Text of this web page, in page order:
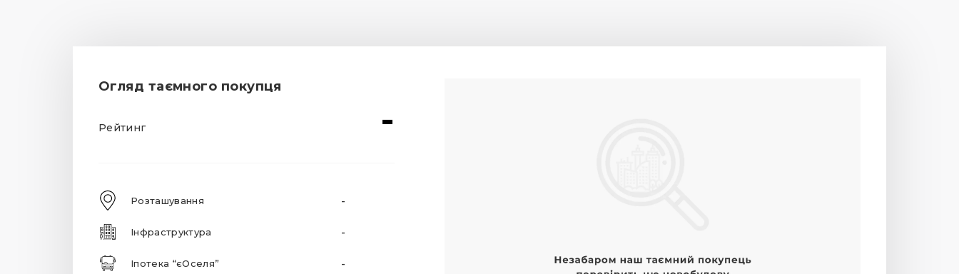
Огляд таємного покупця
Рейтинг -
Розташування -
Інфраструктура -
Іпотека “єОселя” -